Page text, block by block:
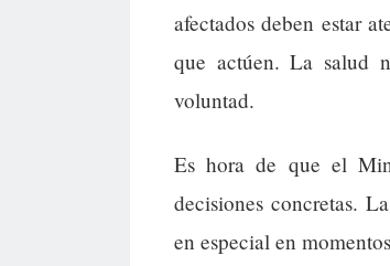
afectados deben estar
que actúen. La salud
voluntad.
Es hora de que el
decisiones concretas.
en especial en